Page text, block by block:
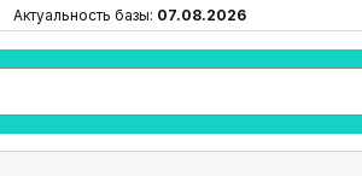
Актуальность базы: 07.08.2026